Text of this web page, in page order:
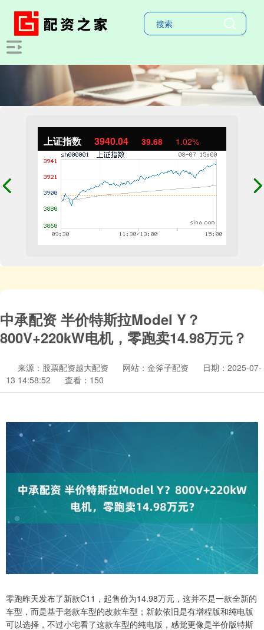
上证指数 3940.04 39.68 1.02%
中承配资 半价特斯拉Model Y？
800V+220kW电机，零跑卖14.98万元？
来源：股票配资越大配资 网站：金斧子配资
日期：2025-07-
13 14:58:52
查看：150
零跑昨天发布了新款C11，起售价为14.98万元，这并不是一款全新的
车型，而是基于老款车型的改款车型；新款依旧是有增程版和纯电版
可以选择，不过小宅看了这款车型的纯电版，感觉更像是半价版特斯